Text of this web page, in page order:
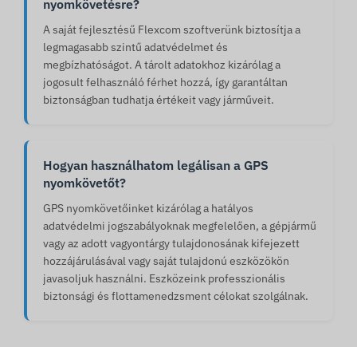
nyomkövetésre?
A saját fejlesztésű Flexcom szoftverünk biztosítja a
legmagasabb szintű adatvédelmet és
megbízhatóságot. A tárolt adatokhoz kizárólag a
jogosult felhasználó férhet hozzá, így garantáltan
biztonságban tudhatja értékeit vagy járműveit.
Hogyan használhatom legálisan a GPS
nyomkövetőt?
GPS nyomkövetőinket kizárólag a hatályos
adatvédelmi jogszabályoknak megfelelően, a gépjármű
vagy az adott vagyontárgy tulajdonosának kifejezett
hozzájárulásával vagy saját tulajdonú eszközökön
javasoljuk használni. Eszközeink professzionális
biztonsági és flottamenedzsment célokat szolgálnak.